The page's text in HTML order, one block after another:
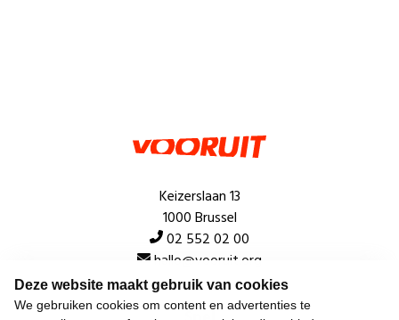
Deze website maakt gebruik van cookies
We gebruiken cookies om content en advertenties te
Keizerslaan 13
1000 Brussel
02 552 02 00
hallo@vooruit.org